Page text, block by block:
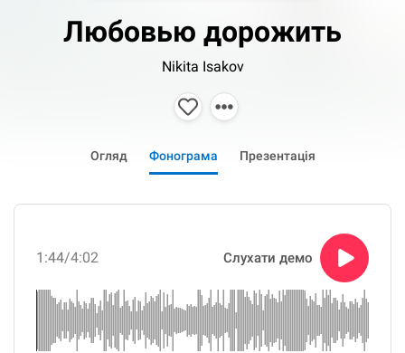
Любовью дорожить
Nikita Isakov
Огляд Фонограма Презентація
1:44/4:02 Слухати демо